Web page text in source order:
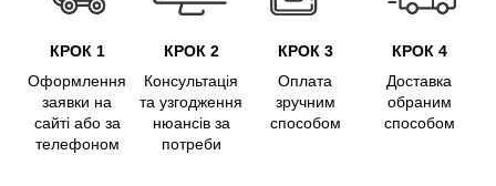
КРОК 1
Оформлення
заявки на
сайті або за
телефоном
КРОК 2
Консультація
та узгодження
нюансів за
потреби
КРОК 3
Оплата
зручним
способом
КРОК 4
Доставка
обраним
способом